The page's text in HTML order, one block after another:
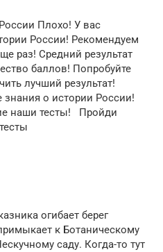
Плохо! У вас
России! Рекомендуем
раз! Средний результат
баллов! Попробуйте
лучший результат!
о истории России!
наши тесты! Пройди
огибает берег
к Ботаническому
саду. Когда-то тут